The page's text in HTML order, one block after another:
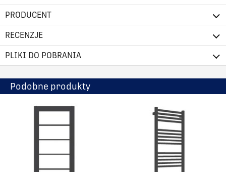
PRODUCENT
RECENZJE
PLIKI DO POBRANIA
Podobne produkty